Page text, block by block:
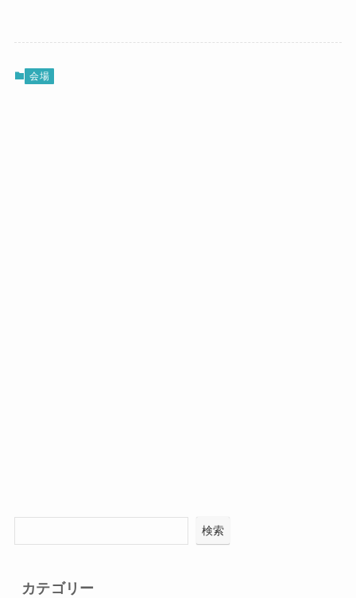
会場
検索
カテゴリー